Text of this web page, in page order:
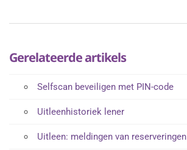
Gerelateerde artikels
Selfscan beveiligen met PIN-code
Uitleenhistoriek lener
Uitleen: meldingen van reserveringen